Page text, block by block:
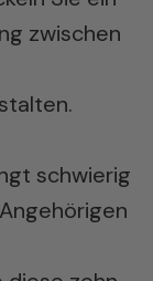
zwischen
schwierig